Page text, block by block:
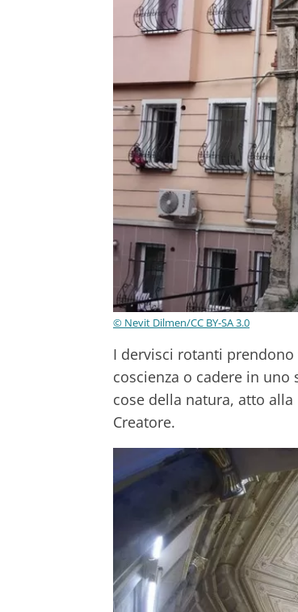
© Nevit Dilmen/CC BY-SA 3.0
I dervisci rotanti prendono
coscienza o cadere in
cose della natura, atto alla
Creatore.